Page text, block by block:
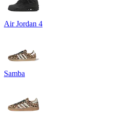
Air Jordan 4
Samba